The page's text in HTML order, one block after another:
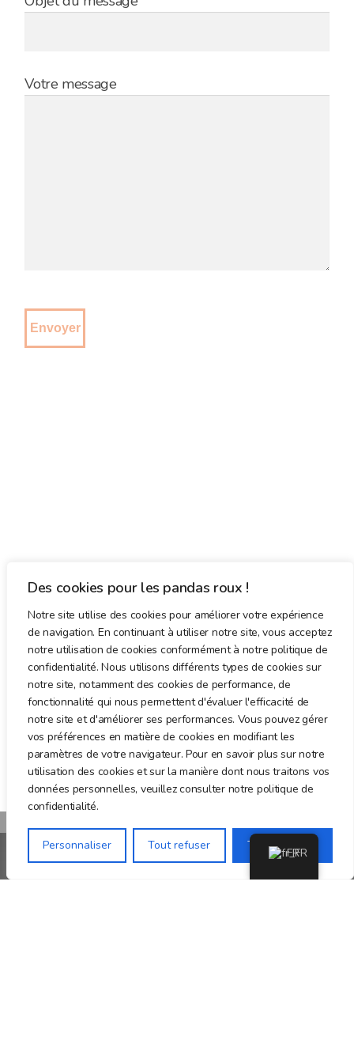
Des cookies pour les pandas roux !
Notre site utilise des cookies pour améliorer votre expérience
de navigation. En continuant à utiliser notre site, vous acceptez
notre utilisation de cookies conformément à notre politique de
confidentialité. Nous utilisons différents types de cookies sur
notre site, notamment des cookies de performance, de
fonctionnalité qui nous permettent d'évaluer l'efficacité de
notre site et d'améliorer ses performances. Vous pouvez gérer
vos préférences en matière de cookies en modifiant les
paramètres de votre navigateur. Pour en savoir plus sur notre
utilisation des cookies et sur la manière dont nous traitons vos
données personnelles, veuillez consulter notre politique de
confidentialité.
Personnaliser Tout refuser Tout accepter
Votre message
FR